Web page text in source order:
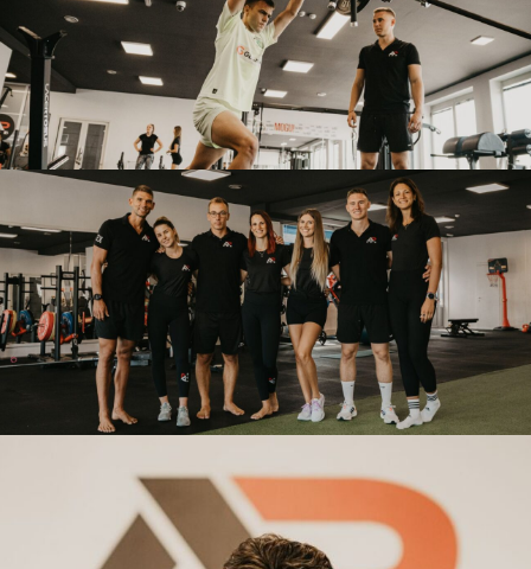
AP LAB TERETANA
OPEN GYM/
TERETANA
AP LAB TERETANA
VRHUNSKI
TRENERI